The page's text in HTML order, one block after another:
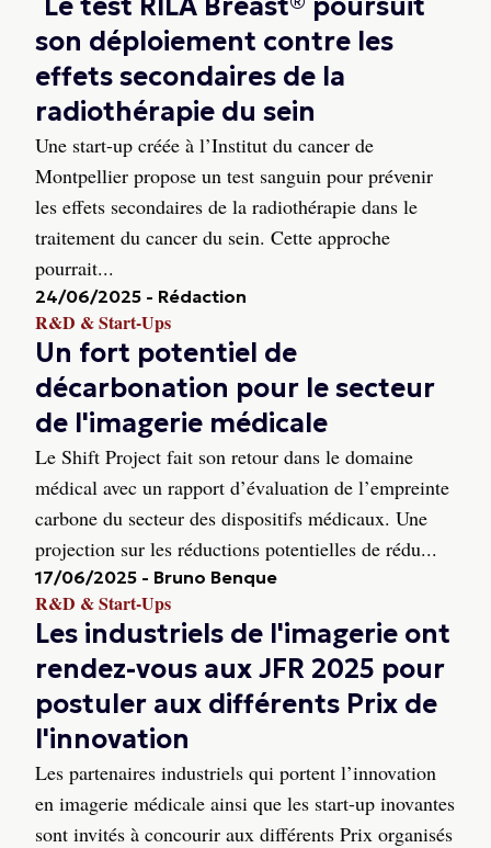
Le test RILA Breast® poursuit
son déploiement contre les
effets secondaires de la
radiothérapie du sein
Une start-up créée à l’Institut du cancer de
Montpellier propose un test sanguin pour prévenir
les effets secondaires de la radiothérapie dans le
traitement du cancer du sein. Cette approche
pourrait...
24/06/2025 - Rédaction
R&D & Start-Ups
Un fort potentiel de
décarbonation pour le secteur
de l'imagerie médicale
Le Shift Project fait son retour dans le domaine
médical avec un rapport d’évaluation de l’empreinte
carbone du secteur des dispositifs médicaux. Une
projection sur les réductions potentielles de rédu...
17/06/2025 - Bruno Benque
R&D & Start-Ups
Les industriels de l'imagerie ont
rendez-vous aux JFR 2025 pour
postuler aux différents Prix de
l'innovation
Les partenaires industriels qui portent l’innovation
en imagerie médicale ainsi que les start-up inovantes
sont invités à concourir aux différents Prix organisés